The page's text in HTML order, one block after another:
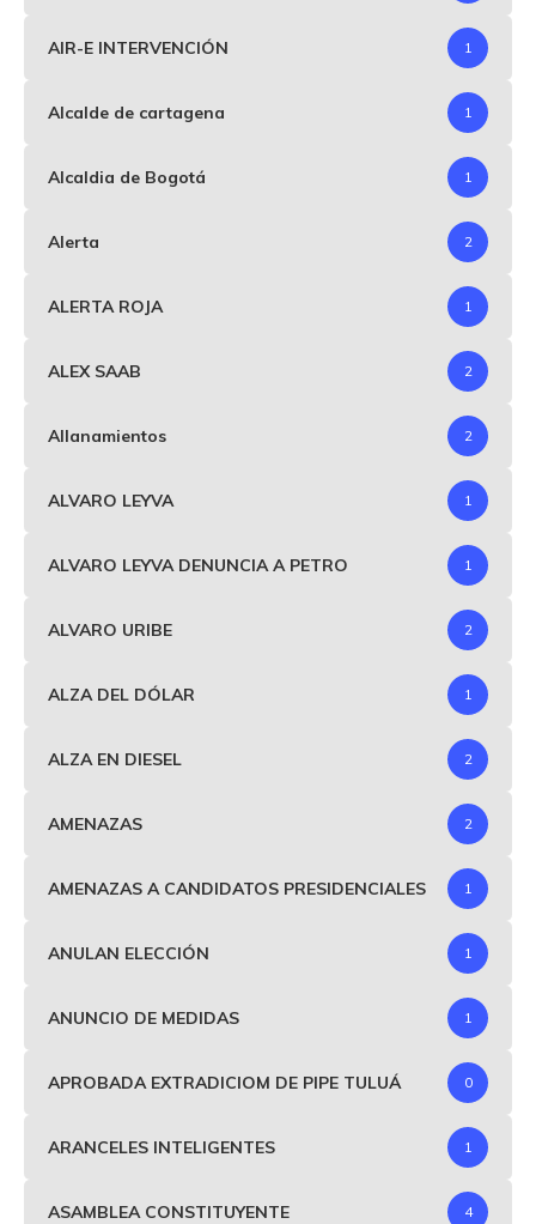
AIR-E INTERVENCIÓN 1
Alcalde de cartagena 1
Alcaldia de Bogotá 1
Alerta 2
ALERTA ROJA 1
ALEX SAAB 2
Allanamientos 2
ALVARO LEYVA 1
ALVARO LEYVA DENUNCIA A PETRO 1
ALVARO URIBE 2
ALZA DEL DÓLAR 1
ALZA EN DIESEL 2
AMENAZAS 2
AMENAZAS A CANDIDATOS PRESIDENCIALES 1
ANULAN ELECCIÓN 1
ANUNCIO DE MEDIDAS 1
APROBADA EXTRADICIOM DE PIPE TULUÁ 0
ARANCELES INTELIGENTES 1
ASAMBLEA CONSTITUYENTE 4